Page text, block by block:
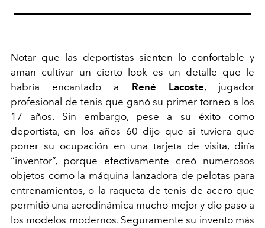
Notar que las deportistas sienten lo confortable y
aman cultivar un cierto look es un detalle que le
habría encantado a René Lacoste, jugador
profesional de tenis que ganó su primer torneo a los
17 años. Sin embargo, pese a su éxito como
deportista, en los años 60 dijo que si tuviera que
poner su ocupación en una tarjeta de visita, diría
“inventor”, porque efectivamente creó numerosos
objetos como la máquina lanzadora de pelotas para
entrenamientos, o la raqueta de tenis de acero que
permitió una aerodinámica mucho mejor y dio paso a
los modelos modernos. Seguramente su invento más